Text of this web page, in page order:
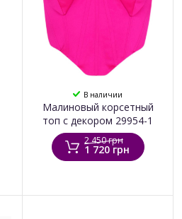
В наличии
Малиновый корсетный
топ с декором 29954-1
2 450 грн
1 720 грн